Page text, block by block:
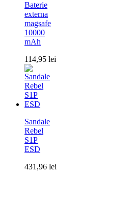
Baterie
externa
magsafe
10000
mAh
114,95 lei
Sandale
Rebel
S1P
ESD
431,96 lei